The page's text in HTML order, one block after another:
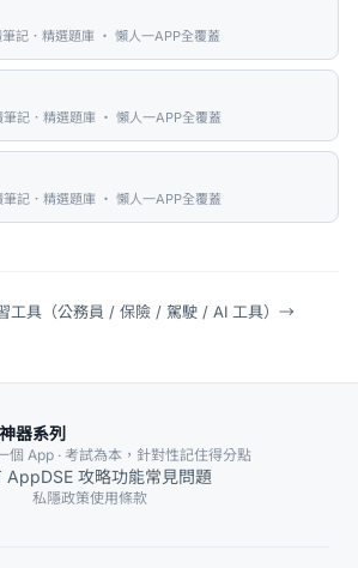
記．精選題庫 ・ 懶人一APP全覆蓋
記．精選題庫 ・ 懶人一APP全覆蓋
記．精選題庫 ・ 懶人一APP全覆蓋
工具（公務員 / 保險 / 駕駛 / AI 工具） →
器系列
個 App · 考試為本，針對性記住得分點
AppDSE 攻略功能常見問題
私隱政策使用條款